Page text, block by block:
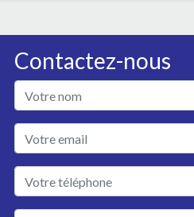
Contactez-nous